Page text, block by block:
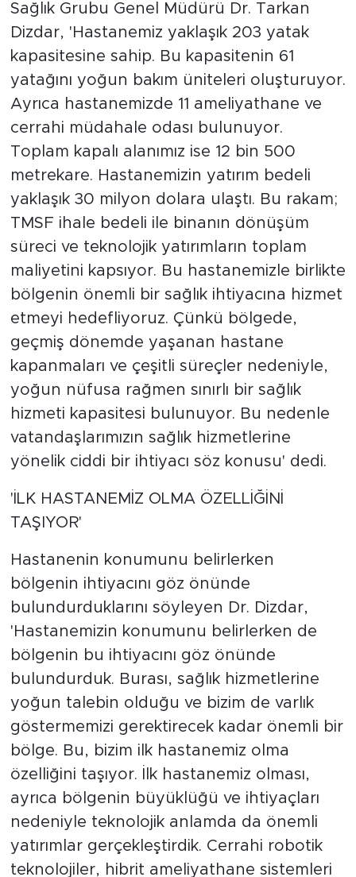
Sağlık Grubu Genel Müdürü Dr. Tarkan
Dizdar, 'Hastanemiz yaklaşık 203 yatak
kapasitesine sahip. Bu kapasitenin 61
yatağını yoğun bakım üniteleri oluşturuyor.
Ayrıca hastanemizde 11 ameliyathane ve
cerrahi müdahale odası bulunuyor.
Toplam kapalı alanımız ise 12 bin 500
metrekare. Hastanemizin yatırım bedeli
yaklaşık 30 milyon dolara ulaştı. Bu rakam;
TMSF ihale bedeli ile binanın dönüşüm
süreci ve teknolojik yatırımların toplam
maliyetini kapsıyor. Bu hastanemizle birlikte
bölgenin önemli bir sağlık ihtiyacına hizmet
etmeyi hedefliyoruz. Çünkü bölgede,
geçmiş dönemde yaşanan hastane
kapanmaları ve çeşitli süreçler nedeniyle,
yoğun nüfusa rağmen sınırlı bir sağlık
hizmeti kapasitesi bulunuyor. Bu nedenle
vatandaşlarımızın sağlık hizmetlerine
yönelik ciddi bir ihtiyacı söz konusu' dedi.
'İLK HASTANEMİZ OLMA ÖZELLİĞİNİ
TAŞIYOR'
Hastanenin konumunu belirlerken
bölgenin ihtiyacını göz önünde
bulundurduklarını söyleyen Dr. Dizdar,
'Hastanemizin konumunu belirlerken de
bölgenin bu ihtiyacını göz önünde
bulundurduk. Burası, sağlık hizmetlerine
yoğun talebin olduğu ve bizim de varlık
göstermemizi gerektirecek kadar önemli bir
bölge. Bu, bizim ilk hastanemiz olma
özelliğini taşıyor. İlk hastanemiz olması,
ayrıca bölgenin büyüklüğü ve ihtiyaçları
nedeniyle teknolojik anlamda da önemli
yatırımlar gerçekleştirdik. Cerrahi robotik
teknolojiler, hibrit ameliyathane sistemleri